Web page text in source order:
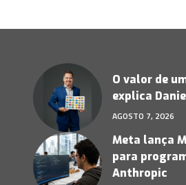
O valor de
explica
AGOSTO 7, 2026
Meta lança
para
Anthropic